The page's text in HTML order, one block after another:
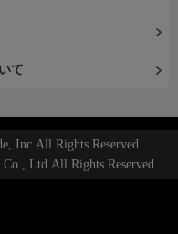
て
Inc.All Rights Reserved.
Ltd.All Rights Reserved.